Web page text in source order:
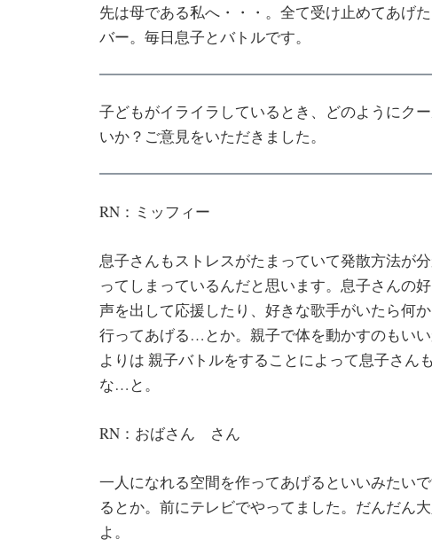
先は母である私へ・・・。全て受け止めてあげ
バー。毎日息子とバトルです。
子どもがイライラしているとき、どのようにク
いか？ご意見をいただきました。
RN：ミッフィー
息子さんもストレスがたまっていて発散方法が
ってしまっているんだと思います。息子さんの
声を出して応援したり、好きな歌手がいたら何
行ってあげる…とか。親子で体を動かすのもい
よりは 親子バトルをすることによって息子さん
な…と。
RN：おばさん さん
一人になれる空間を作ってあげるといいみたい
るとか。前にテレビでやってました。だんだん
よ。